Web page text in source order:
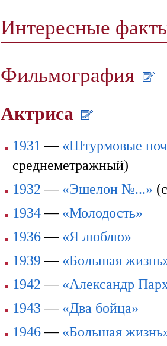
Интересные
Фильмография
Актриса
1931 — «Штурмовые
среднеметражный)
1932 — «Эшелон №...»
1934— «Молодость»
1936— «Я люблю»
1939 — «Большая
1942 — «Александр
1943 — «Два бойца»
1946— «Большая